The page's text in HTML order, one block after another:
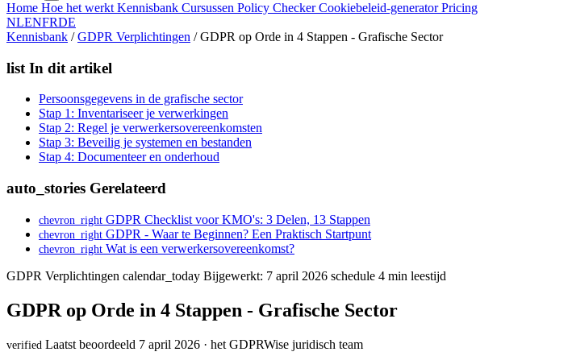
Home Hoe het werkt Kennisbank Cursussen Policy CheckerCookiebeleid-generatorPricing
NLENFRDE
Kennisbank / GDPR Verplichtingen / GDPR op Orde in 4 Stappen - Grafische Sector
list In dit artikel
Persoonsgegevens in de grafische sector
Stap 1: Inventariseer je verwerkingen
Stap 2: Regel je verwerkersovereenkomsten
Stap 3: Beveilig je systemen en bestanden
Stap 4: Documenteer en onderhoud
auto_stories Gerelateerd
chevron_right GDPR Checklist voor KMO's: 3 Delen, 13 Stappen
chevron_right GDPR - Waar te Beginnen? Een Praktisch Startpunt
chevron_right Wat is een verwerkersovereenkomst?
GDPR Verplichtingen calendar_today Bijgewerkt: 7 april 2026 schedule 4 min leestijd
GDPR op Orde in 4 Stappen - Grafische Sector
verified Laatst beoordeeld 7 april 2026 · het GDPRWise juridisch team